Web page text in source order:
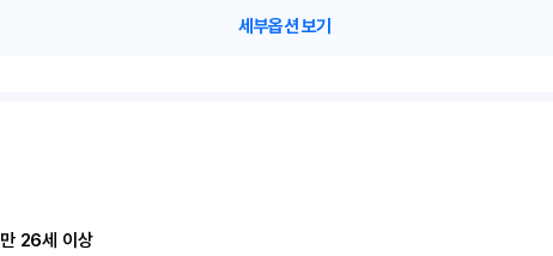
세부옵션 보기
만 26세 이상